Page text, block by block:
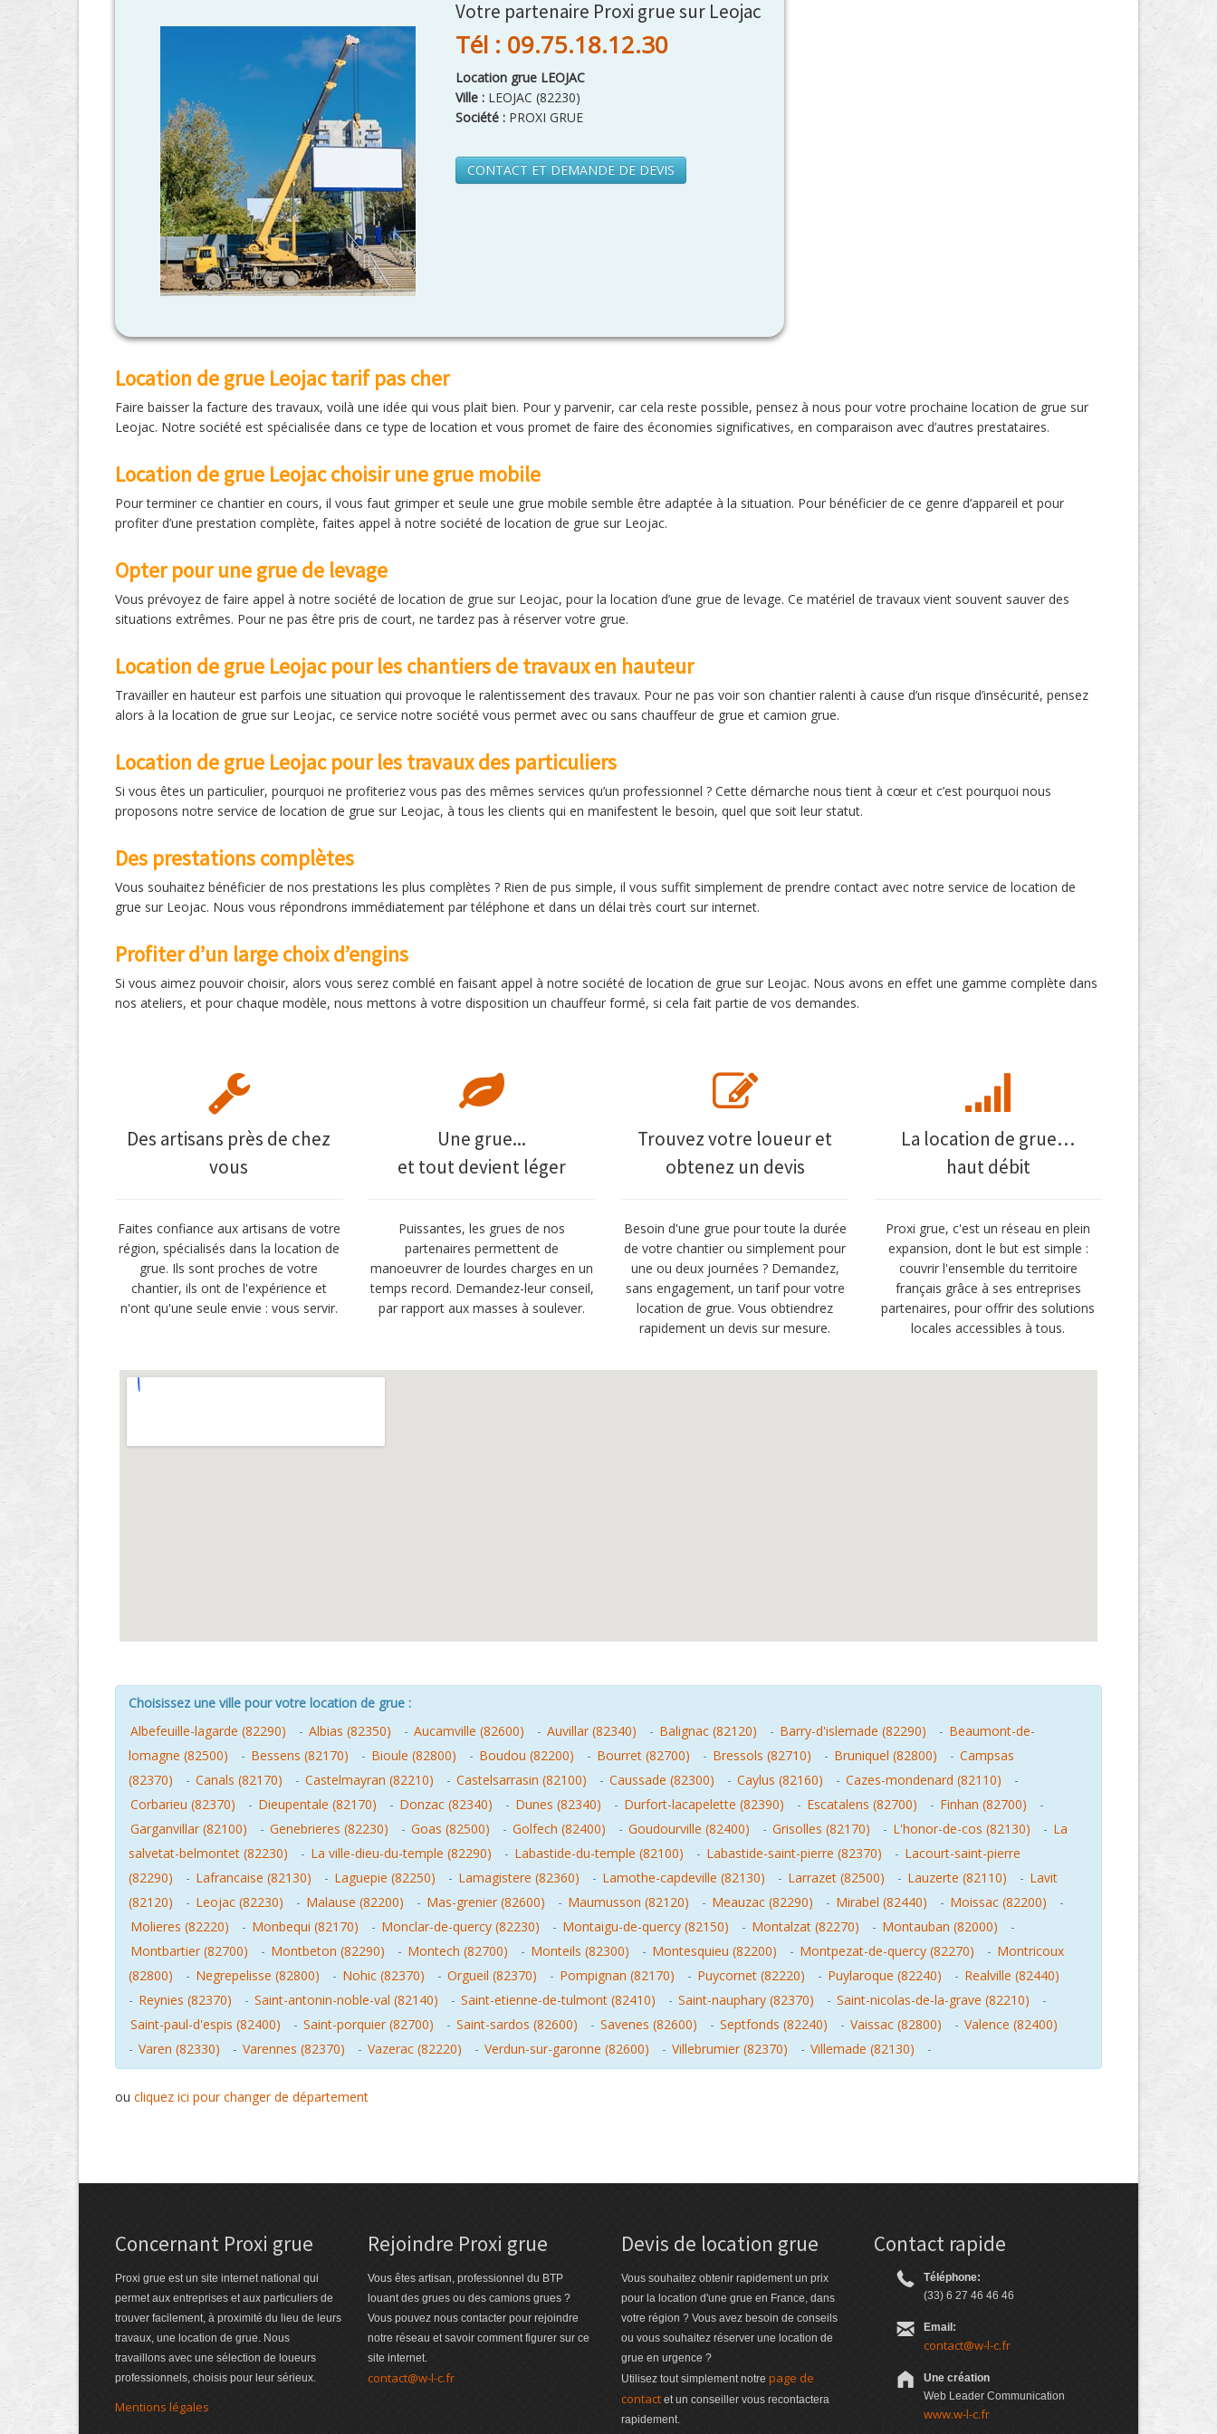
Votre partenaire Proxi grue sur Leojac
Tél : 09.75.18.12.30
Location grue LEOJAC
Ville : LEOJAC (82230)
Société : PROXI GRUE
CONTACT ET DEMANDE DE DEVIS
Location de grue Leojac tarif pas cher
Faire baisser la facture des travaux, voilà une idée qui vous plait bien. Pour y parvenir, car cela reste possible, pensez à nous pour votre prochaine location de grue sur
Leojac. Notre société est spécialisée dans ce type de location et vous promet de faire des économies significatives, en comparaison avec d’autres prestataires.
Location de grue Leojac choisir une grue mobile
Pour terminer ce chantier en cours, il vous faut grimper et seule une grue mobile semble être adaptée à la situation. Pour bénéficier de ce genre d’appareil et pour
profiter d’une prestation complète, faites appel à notre société de location de grue sur Leojac.
Opter pour une grue de levage
Vous prévoyez de faire appel à notre société de location de grue sur Leojac, pour la location d’une grue de levage. Ce matériel de travaux vient souvent sauver des
situations extrêmes. Pour ne pas être pris de court, ne tardez pas à réserver votre grue.
Location de grue Leojac pour les chantiers de travaux en hauteur
Travailler en hauteur est parfois une situation qui provoque le ralentissement des travaux. Pour ne pas voir son chantier ralenti à cause d’un risque d’insécurité, pensez
alors à la location de grue sur Leojac, ce service notre société vous permet avec ou sans chauffeur de grue et camion grue.
Location de grue Leojac pour les travaux des particuliers
Si vous êtes un particulier, pourquoi ne profiteriez vous pas des mêmes services qu’un professionnel ? Cette démarche nous tient à cœur et c’est pourquoi nous
proposons notre service de location de grue sur Leojac, à tous les clients qui en manifestent le besoin, quel que soit leur statut.
Des prestations complètes
Vous souhaitez bénéficier de nos prestations les plus complètes ? Rien de pus simple, il vous suffit simplement de prendre contact avec notre service de location de
grue sur Leojac. Nous vous répondrons immédiatement par téléphone et dans un délai très court sur internet.
Profiter d’un large choix d’engins
Si vous aimez pouvoir choisir, alors vous serez comblé en faisant appel à notre société de location de grue sur Leojac. Nous avons en effet une gamme complète dans
nos ateliers, et pour chaque modèle, nous mettons à votre disposition un chauffeur formé, si cela fait partie de vos demandes.
Des artisans près de chez
vous
Faites confiance aux artisans de votre
région, spécialisés dans la location de
grue. Ils sont proches de votre
chantier, ils ont de l'expérience et
n'ont qu'une seule envie : vous servir.
Une grue...
et tout devient léger
Puissantes, les grues de nos
partenaires permettent de
manoeuvrer de lourdes charges en un
temps record. Demandez-leur conseil,
par rapport aux masses à soulever.
Trouvez votre loueur et
obtenez un devis
Besoin d'une grue pour toute la durée
de votre chantier ou simplement pour
une ou deux journées ? Demandez,
sans engagement, un tarif pour votre
location de grue. Vous obtiendrez
rapidement un devis sur mesure.
La location de grue…
haut débit
Proxi grue, c'est un réseau en plein
expansion, dont le but est simple :
couvrir l'ensemble du territoire
français grâce à ses entreprises
partenaires, pour offrir des solutions
locales accessibles à tous.
Choisissez une ville pour votre location de grue :
Albefeuille-lagarde (82290)
- Albias (82350) - Aucamville (82600) - Auvillar (82340) - Balignac (82120) - Barry-d'islemade (82290) - Beaumont-de-
lomagne (82500)
- Bessens (82170) - Bioule (82800) - Boudou (82200) - Bourret (82700) - Bressols (82710) - Bruniquel (82800) - Campsas
(82370)
- Canals (82170) - Castelmayran (82210) - Castelsarrasin (82100) - Caussade (82300) - Caylus (82160) - Cazes-mondenard (82110)
-
Corbarieu (82370)
- Dieupentale (82170) - Donzac (82340) - Dunes (82340) - Durfort-lacapelette (82390) - Escatalens (82700) - Finhan (82700)
-
Garganvillar (82100)
- Genebrieres (82230) - Goas (82500) - Golfech (82400) - Goudourville (82400) - Grisolles (82170) - L'honor-de-cos (82130) - La
salvetat-belmontet (82230)
- La ville-dieu-du-temple (82290) - Labastide-du-temple (82100) - Labastide-saint-pierre (82370) - Lacourt-saint-pierre
(82290)
- Lafrancaise (82130) - Laguepie (82250) - Lamagistere (82360) - Lamothe-capdeville (82130) - Larrazet (82500) - Lauzerte (82110) - Lavit
(82120)
- Leojac (82230) - Malause (82200) - Mas-grenier (82600) - Maumusson (82120) - Meauzac (82290) - Mirabel (82440) - Moissac (82200)
-
Molieres (82220)
- Monbequi (82170) - Monclar-de-quercy (82230) - Montaigu-de-quercy (82150) - Montalzat (82270) - Montauban (82000)
-
Montbartier (82700)
- Montbeton (82290) - Montech (82700) - Monteils (82300) - Montesquieu (82200) - Montpezat-de-quercy (82270) - Montricoux
(82800)
- Negrepelisse (82800) - Nohic (82370) - Orgueil (82370) - Pompignan (82170) - Puycornet (82220) - Puylaroque (82240) - Realville (82440)
- Reynies (82370) - Saint-antonin-noble-val (82140) - Saint-etienne-de-tulmont (82410) - Saint-nauphary (82370) - Saint-nicolas-de-la-grave (82210)
-
Saint-paul-d'espis (82400)
- Saint-porquier (82700) - Saint-sardos (82600) - Savenes (82600) - Septfonds (82240) - Vaissac (82800) - Valence (82400)
- Varen (82330) - Varennes (82370) - Vazerac (82220) - Verdun-sur-garonne (82600) - Villebrumier (82370) - Villemade (82130) -
ou cliquez ici pour changer de département
Concernant Proxi grue
Proxi grue est un site internet national qui
permet aux entreprises et aux particuliers de
trouver facilement, à proximité du lieu de leurs
travaux, une location de grue. Nous
travaillons avec une sélection de loueurs
professionnels, choisis pour leur sérieux.
Mentions légales
Rejoindre Proxi grue
Vous êtes artisan, professionnel du BTP
louant des grues ou des camions grues ?
Vous pouvez nous contacter pour rejoindre
notre réseau et savoir comment figurer sur ce
site internet.
contact@w-l-c.fr
Devis de location grue
Vous souhaitez obtenir rapidement un prix
pour la location d'une grue en France, dans
votre région ? Vous avez besoin de conseils
ou vous souhaitez réserver une location de
grue en urgence ?
Utilisez tout simplement notre page de
contactet un conseiller vous recontactera
rapidement.
Contact rapide
Téléphone:
(33) 6 27 46 46 46
Email:
contact@w-l-c.fr
Une création
Web Leader Communication
www.w-l-c.fr